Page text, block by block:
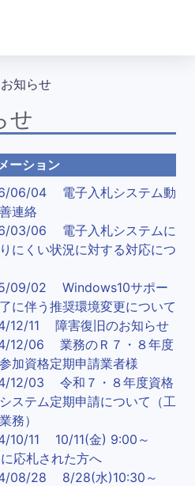
知らせ
せ
ーション
06/04 電子入札システム動
連絡
03/06 電子入札システムに
にくい状況に対する対応につ
09/02 Windows10サポー
了に伴う推奨環境変更について
12/11 障害復旧のお知らせ
12/06 業務のＲ７・８年度
加資格定期申請業者様
12/03 令和７・８年度資格
ステム定期申請について（工
務）
10/11 10/11(金) 9:00～
応札された方へ
08/28 8/28(水)10:30～